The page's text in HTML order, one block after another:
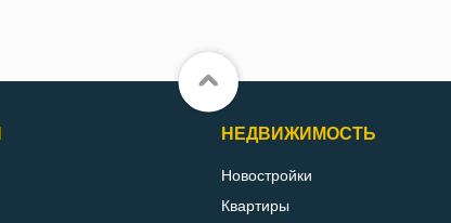
НЕДВИЖИМОСТЬ
Новостройки
Квартиры